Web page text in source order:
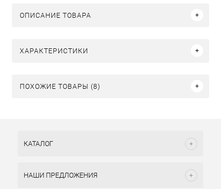
ОПИСАНИЕ ТОВАРА
ХАРАКТЕРИСТИКИ
ПОХОЖИЕ ТОВАРЫ (8)
КАТАЛОГ
НАШИ ПРЕДЛОЖЕНИЯ